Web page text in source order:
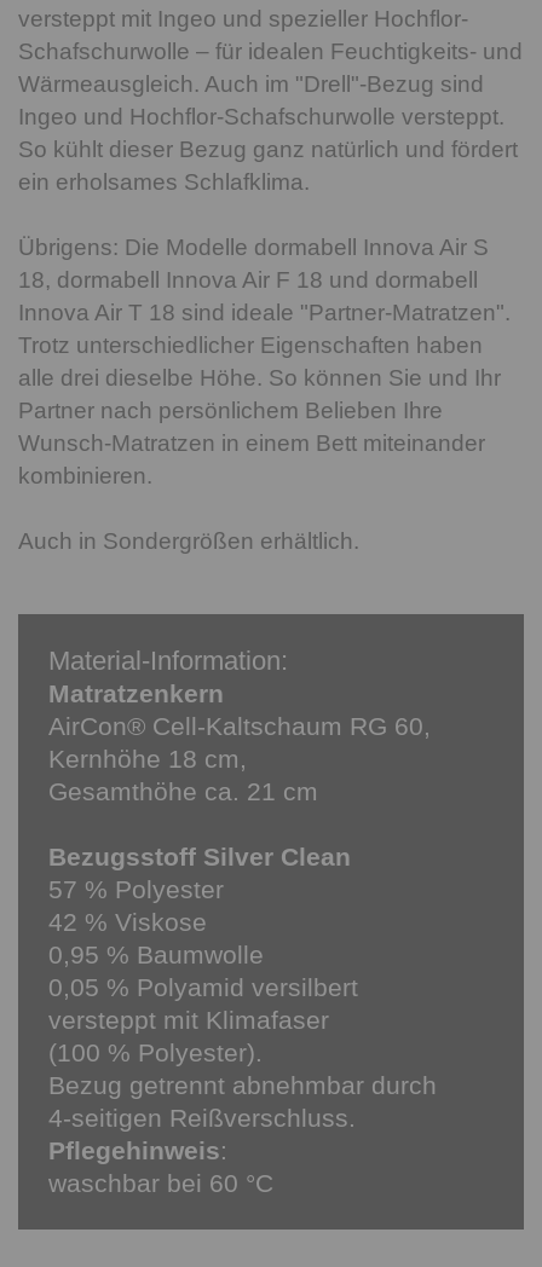
versteppt mit Ingeo und spezieller Hochflor-
Schafschurwolle – für idealen Feuchtigkeits- und
Wärmeausgleich. Auch im "Drell"-Bezug sind
Ingeo und Hochflor-Schafschurwolle versteppt.
So kühlt dieser Bezug ganz natürlich und fördert
ein erholsames Schlafklima.
Übrigens: Die Modelle dormabell Innova Air S
18, dormabell Innova Air F 18 und dormabell
Innova Air T 18 sind ideale "Partner-Matratzen".
Trotz unterschiedlicher Eigenschaften haben
alle drei dieselbe Höhe. So können Sie und Ihr
Partner nach persönlichem Belieben Ihre
Wunsch-Matratzen in einem Bett miteinander
kombinieren.
Auch in Sondergrößen erhältlich.
Material-Information:
Matratzenkern
AirCon® Cell-Kaltschaum RG 60,
Kernhöhe 18 cm,
Gesamthöhe ca. 21 cm
Bezugsstoff Silver Clean
57 % Polyester
42 % Viskose
0,95 % Baumwolle
0,05 % Polyamid versilbert
versteppt mit Klimafaser
(100 % Polyester).
Bezug getrennt abnehmbar durch
4-seitigen Reißverschluss.
Pflegehinweis:
waschbar bei 60 °C